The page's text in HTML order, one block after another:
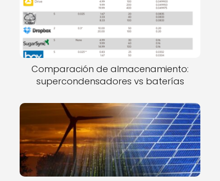
Comparación de almacenamiento:
supercondensadores vs baterías